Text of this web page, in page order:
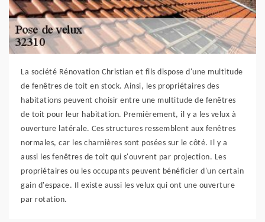
La société Rénovation Christian et fils dispose d'une multitude
de fenêtres de toit en stock. Ainsi, les propriétaires des
habitations peuvent choisir entre une multitude de fenêtres
de toit pour leur habitation. Premièrement, il y a les velux à
ouverture latérale. Ces structures ressemblent aux fenêtres
normales, car les charnières sont posées sur le côté. Il y a
aussi les fenêtres de toit qui s'ouvrent par projection. Les
propriétaires ou les occupants peuvent bénéficier d'un certain
gain d'espace. Il existe aussi les velux qui ont une ouverture
par rotation.